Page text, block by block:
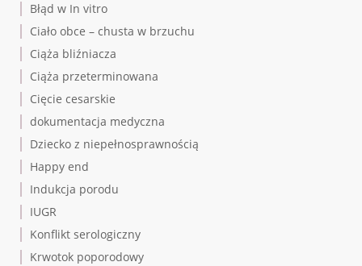
Błąd w In vitro
Ciało obce – chusta w brzuchu
Ciąża bliźniacza
Ciąża przeterminowana
Cięcie cesarskie
dokumentacja medyczna
Dziecko z niepełnosprawnością
Happy end
Indukcja porodu
IUGR
Konflikt serologiczny
Krwotok poporodowy